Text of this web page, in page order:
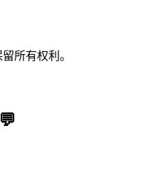
所有权利。